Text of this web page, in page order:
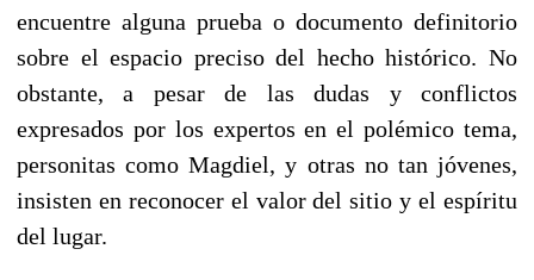
encuentre alguna prueba o documento definitorio
sobre el espacio preciso del hecho histórico. No
obstante, a pesar de las dudas y conflictos
expresados por los expertos en el polémico tema,
personitas como Magdiel, y otras no tan jóvenes,
insisten en reconocer el valor del sitio y el espíritu
del lugar.